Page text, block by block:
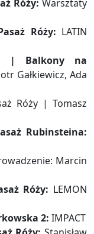
Róży: Warsztaty
Róży: LATIN
| Balkony na
Gałkiewicz, Ada
Róży | Tomasz
Rubinsteina:
Marcin
Róży: LEMON
2: IMPACT